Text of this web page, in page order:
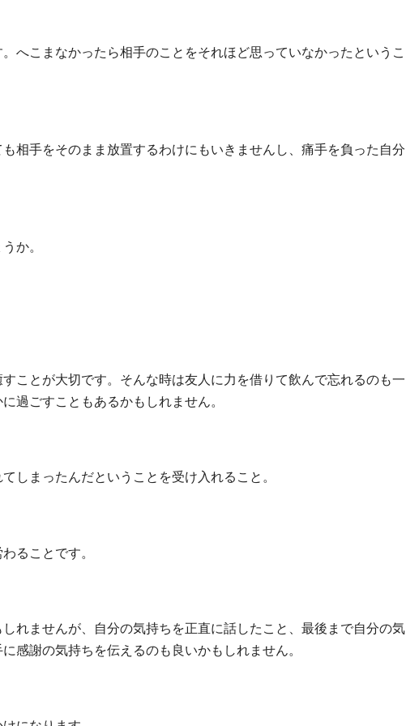
へこまなかったら相手のことをそれほど思っていなかったというこ
相手をそのまま放置するわけにもいきませんし、痛手を負った自分
か。
ことが大切です。そんな時は友人に力を借りて飲んで忘れるのも一
過ごすこともあるかもしれません。
しまったんだということを受け入れること。
ることです。
れませんが、自分の気持ちを正直に話したこと、最後まで自分の気
感謝の気持ちを伝えるのも良いかもしれません。